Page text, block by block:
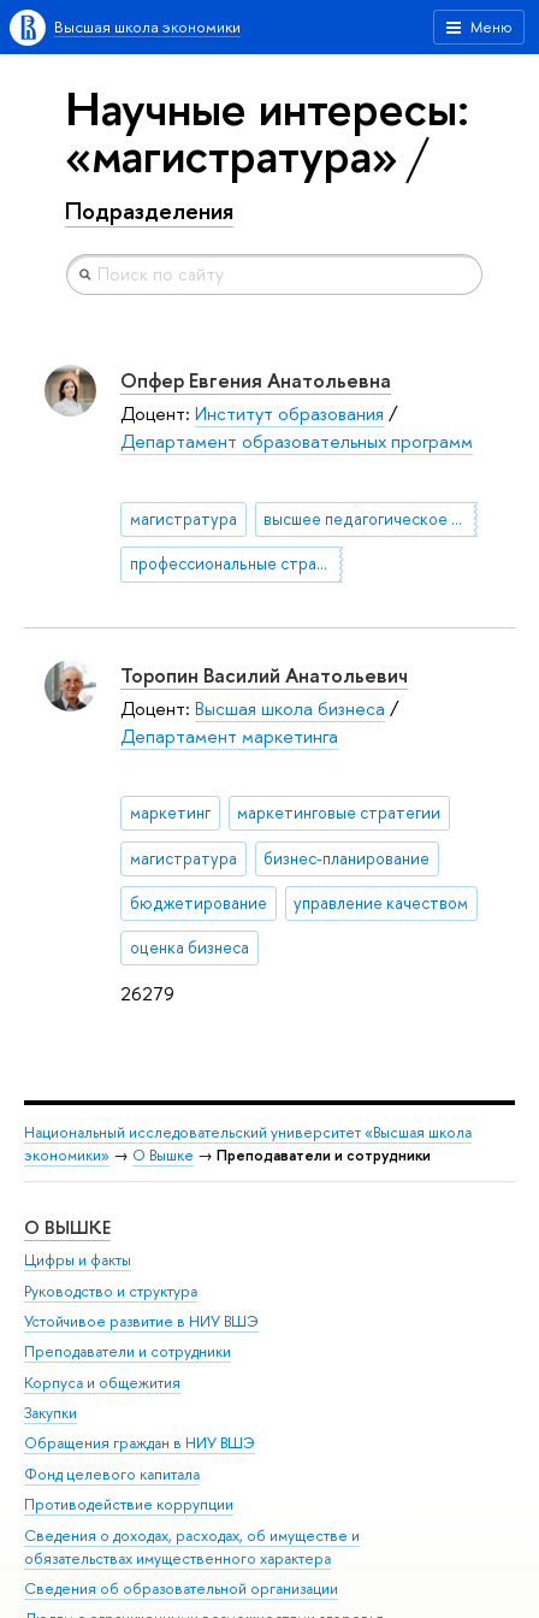
Меню
Высшая школа экономики
Научные интересы:
«магистратура»
Подразделения
Опфер Евгения Анатольевна
Доцент: Институт образования /
Департамент образовательных программ
магистратура высшее педагогическое образование
профессиональные стратегии преподавателей
26279
Торопин Василий Анатольевич
Доцент: Высшая школа бизнеса /
Департамент маркетинга
маркетинг маркетинговые стратегии
магистратура бизнес-планирование
бюджетирование управление качеством
оценка бизнеса
Национальный исследовательский университет «Высшая школа
экономики» → О Вышке → Преподаватели и сотрудники
О ВЫШКЕ
Цифры и факты
Руководство и структура
Устойчивое развитие в НИУ ВШЭ
Преподаватели и сотрудники
Корпуса и общежития
Закупки
Обращения граждан в НИУ ВШЭ
Фонд целевого капитала
Противодействие коррупции
Сведения о доходах, расходах, об имуществе и
обязательствах имущественного характера
Сведения об образовательной организации